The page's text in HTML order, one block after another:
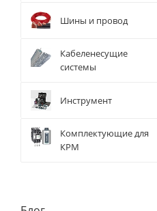
Шины и провод
Кабеленесущие
системы
Инструмент
Комплектующие для
КРМ